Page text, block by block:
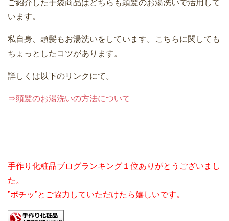
ご紹介した手袋商品はどちらも頭髪のお湯洗いで活用して
います。
私自身、頭髪もお湯洗いをしています。こちらに関しても
ちょっとしたコツがあります。
詳しくは以下のリンクにて。
⇒頭髪のお湯洗いの方法について
手作り化粧品ブログランキング１位ありがとうございまし
た。
”ポチッ”とご協力していただけたら嬉しいです。